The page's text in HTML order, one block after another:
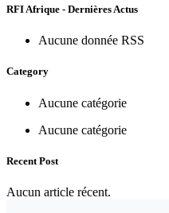
RFI Afrique - Dernières Actus
Aucune donnée RSS
Category
Aucune catégorie
Aucune catégorie
Recent Post
Aucun article récent.